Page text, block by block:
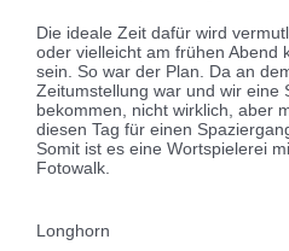
Die ideale Zeit dafür wird
oder vielleicht am frühen Abend
sein. So war der Plan. Da an
Zeitumstellung war und wir eine
bekommen, nicht wirklich, aber
diesen Tag für einen
Somit ist es eine Wortspielerei
Fotowalk.
Longhorn